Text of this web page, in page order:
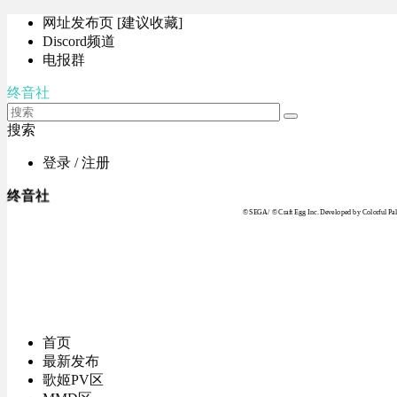
网址发布页 [建议收藏]
Discord频道
电报群
终音社
搜索
登录 / 注册
终音社
© SEGA / © Craft Egg Inc. Developed by Colorful
首页
最新发布
歌姬PV区